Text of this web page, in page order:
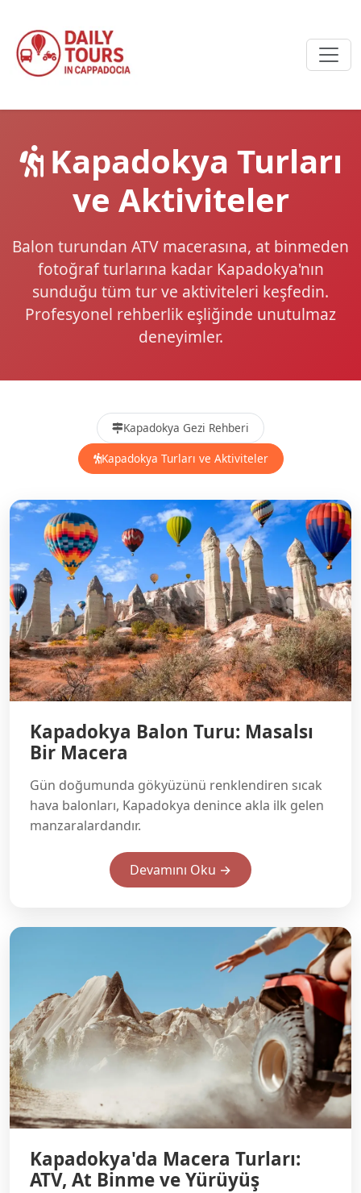
Kapadokya Turları
ve Aktiviteler
Balon turundan ATV macerasına, at binmeden
fotoğraf turlarına kadar Kapadokya'nın
sunduğu tüm tur ve aktiviteleri keşfedin.
Profesyonel rehberlik eşliğinde unutulmaz
deneyimler.
Kapadokya Gezi Rehberi
Kapadokya Turları ve Aktiviteler
Kapadokya Balon Turu: Masalsı
Bir Macera
Gün doğumunda gökyüzünü renklendiren sıcak
hava balonları, Kapadokya denince akla ilk gelen
manzaralardandır.
Devamını Oku →
Kapadokya'da Macera Turları:
ATV, At Binme ve Yürüyüş